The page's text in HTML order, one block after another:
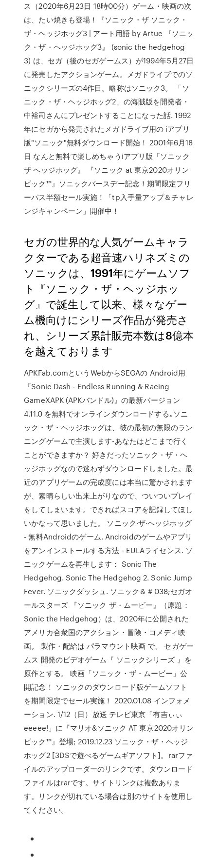
ス（2020年6月23日 18時00分）ゲーム・映画の次
は、たい焼きも登場！『ソニック・ザ ソニック・
ザ・ヘッジホッグ3 | アート用語 by Artue 『ソニッ
ク・ザ・ヘッジホッグ3』 (sonic the hedgehog
3) は、セガ（後のセガゲームス）が1994年5月27日
に発売したアクションゲーム。メガドライブでのソ
ニックシリーズの4作目。略称はソニック3。 「ソ
ニック・ザ・ヘッジホッグ2」の海賊版を開発者・
中裕司さんにプレゼントすることになった話. 1992
年にセガから発売されたメガドライブ用の iアプリ
版"ソニック"無料ダウンロード開始！ 2001年6月18
日 なんと無料で楽しめちゃうiアプリ版『ソニック
ザ ヘッジホッグ』 『ソニック at 東京2020オリン
ピック™』ソニックバースデー記念！期間限定フリ
ーパス半額セール実施！「tp入手量アップ＆チャレ
ンジキャンペーン」開催中！
セガの世界的な人気ゲームキャラ
クターである超音速ハリネズミの
ソニックは、1991年にゲームソフ
ト『ソニック・ザ・ヘッジホッ
グ』で誕生して以来、様々なゲー
ム機向けにシリーズ作品が発売さ
れ、シリーズ累計販売本数は8億本
を越えております
APKFab.comというWebからSEGAの Android用
『Sonic Dash - Endless Running & Racing
GameXAPK (APKバンドル)』の最新バージョン
4.11.0 を無料でオンラインダウンロードする｡ソニ
ック・ザ・ヘッジホッグは、彼の最初の無限のラン
ニングゲームで主演します-あなたはどこまで行く
ことができますか？ 好きだったソニック・ザ・ヘ
ッジホッグなので迷わずダウンロードしました。最
近のアプリゲームの完成度には本当に驚かされます
が、素晴らしい出来上がりなので、ついついプレイ
をしてしまいます。できればスコアを記録してほし
いかなって思いました。 ソニック·ザ·ヘッジホッグ
- 無料Androidのゲーム. Androidのゲームやアプリ
をアンインストールする方法 - EULAライセンス. ソ
ニックゲームを再生します： Sonic The
Hedgehog. Sonic The Hedgehog 2. Sonic Jump
Fever. ソニックダッシュ. ソニック＆＃038;セガオ
ールスターズ 『ソニック ザ・ムービー』（原題：
Sonic the Hedgehog）は、2020年に公開された
アメリカ合衆国のアクション・冒険・コメディ映
画。 製作・配給は パラマウント映画 で、 セガゲー
ムス 開発のビデオゲーム『 ソニックシリーズ 』を
原作とする。 映画「ソニック・ザ・ムービー」公
開記念！ ソニックのダウンロード版ゲームソフト
を期間限定でセール実施！ 2020.01.08 インフォメ
ーション. 1/12（日）放送 テレビ東京「有吉ぃぃ
eeeee!」に『マリオ&ソニック AT 東京2020オリン
ピック™』登場; 2019.12.23 ソニック・ザ・ヘッジ
ホッグ2 [3DSで遊べるゲームギアソフト]。rarファ
イルのアップローダーのリンクです。ダウンロード
ファイルはrarです。サイトリンクは複数ありま
す。リンクが切れている場合は別のサイトを使用し
てください。